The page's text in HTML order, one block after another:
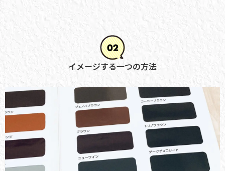
イメージする一つの方法